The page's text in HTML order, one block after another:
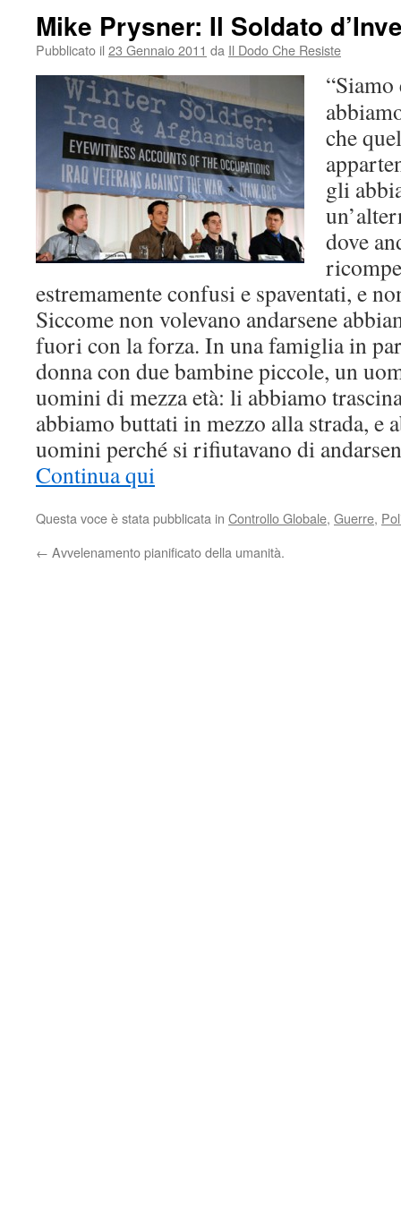
Mike Prysner: Il Soldato
Pubblicato il 23 Gennaio 2011 da Il Dodo Che Resiste
che
gli
dove
estremamente confusi e spaventati, e
Siccome non volevano andarsene
fuori con la forza. In una famiglia in
donna con due bambine piccole, un
uomini di mezza età: li abbiamo
abbiamo buttati in mezzo alla strada, e
uomini perché si rifiutavano di
Continua qui
Questa voce è stata pubblicata in Controllo Globale, Guerre,
← Avvelenamento pianificato della umanità.